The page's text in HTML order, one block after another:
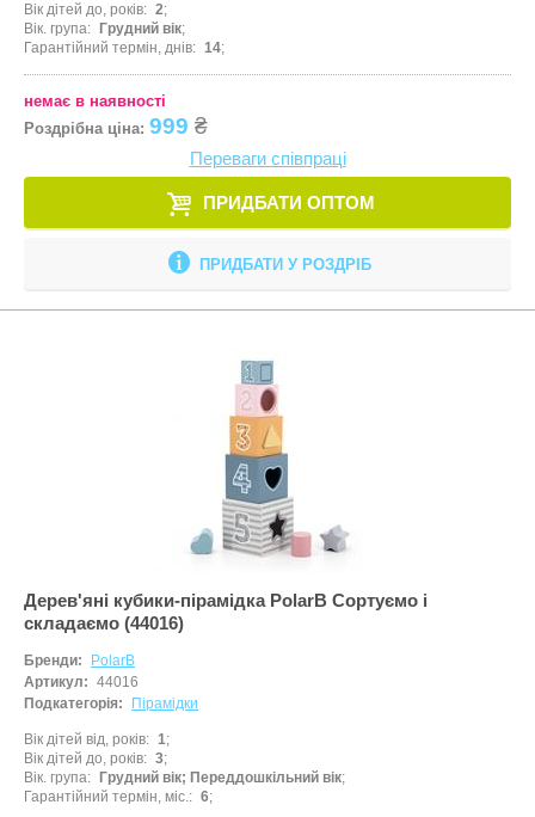
Вік дітей до, років
2
Вік. група
Грудний вік
Гарантійний термін, днів
14
немає в наявності
Роздрібна ціна: 999 ₴
Переваги співпраці
ПРИДБАТИ ОПТОМ
ПРИДБАТИ У РОЗДРІБ
Дерев'яні кубики-пірамідка PolarB Сортуємо і
складаємо (44016)
Бренди:
PolarB
Артикул: 44016
Подкатегорія:
Пірамідки
Вік дітей від, років
1
Вік дітей до, років
3
Вік. група
Грудний вік; Переддошкільний вік
Гарантійний термін, міс.
6